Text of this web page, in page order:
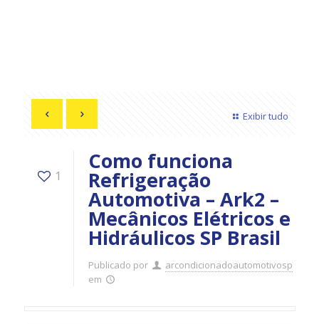
Exibir tudo
1
Como funciona
Refrigeração
Automotiva – Ark2 –
Mecânicos Elétricos e
Hidráulicos SP Brasil
Publicado por
arcondicionadoautomotivosp
em